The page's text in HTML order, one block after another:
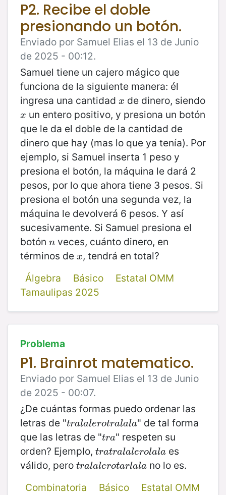
P2. Recibe el doble
presionando un botón.
Enviado por Samuel Elias el 13 de Junio
de 2025 - 00:12.
Samuel tiene un cajero mágico que
funciona de la siguiente manera: él
ingresa una cantidad x
x de dinero, siendo
x
x un entero positivo, y presiona un botón
que le da el doble de la cantidad de
dinero que hay (mas lo que ya tenía). Por
ejemplo, si Samuel inserta 1 peso y
presiona el botón, la máquina le dará 2
pesos, por lo que ahora tiene 3 pesos. Si
presiona el botón una segunda vez, la
máquina le devolverá 6 pesos. Y así
sucesivamente. Si Samuel presiona el
botón n
n veces, cuánto dinero, en
términos de x
x, tendrá en total?
Álgebra
Básico
Estatal OMM
Tamaulipas 2025
Problema
P1. Brainrot matematico.
Enviado por Samuel Elias el 13 de Junio
de 2025 - 00:07.
¿De cuántas formas puedo ordenar las
letras de "tralalerotralala
tralalerotralala " de tal forma
que las letras de "tra
tra" respeten su
orden? Ejemplo, tratralalerolala
tratralalerolala es
válido, pero tralalerotarlala
tralalerotarlala no lo es.
Combinatoria
Básico
Estatal OMM